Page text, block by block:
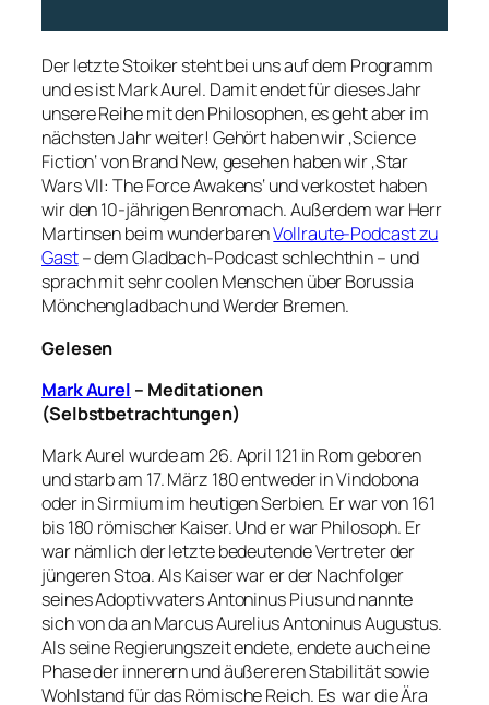
Der letzte Stoiker steht bei uns auf dem Programm
und es ist Mark Aurel. Damit endet für dieses Jahr
unsere Reihe mit den Philosophen, es geht aber im
nächsten Jahr weiter! Gehört haben wir ‚Science
Fiction‘ von Brand New, gesehen haben wir ‚Star
Wars VII: The Force Awakens‘ und verkostet haben
wir den 10-jährigen Benromach. Außerdem war Herr
Martinsen beim wunderbarenVollraute-Podcast zu
Gast– dem Gladbach-Podcast schlechthin – und
sprach mit sehr coolen Menschen über Borussia
Mönchengladbach und Werder Bremen.
Gelesen
Mark Aurel – Meditationen
(Selbstbetrachtungen)
Mark Aurel wurde am 26. April 121 in Rom geboren
und starb am 17. März 180 entweder in Vindobona
oder in Sirmium im heutigen Serbien. Er war von 161
bis 180 römischer Kaiser. Und er war Philosoph. Er
war nämlich der letzte bedeutende Vertreter der
jüngeren Stoa. Als Kaiser war er der Nachfolger
seines Adoptivvaters Antoninus Pius und nannte
sich von da an Marcus Aurelius Antoninus Augustus.
Als seine Regierungszeit endete, endete auch eine
Phase der innerern und äußereren Stabilität sowie
Wohlstand für das Römische Reich. Es war die Ära